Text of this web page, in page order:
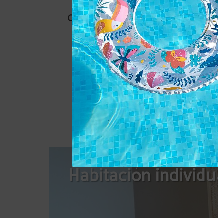
Conexión Wi-fi a internet
Habitación